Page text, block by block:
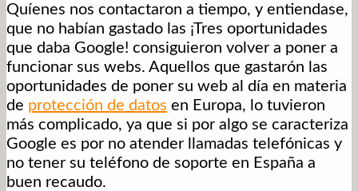
Quíenes nos contactaron a tiempo, y entiendase,
que no habían gastado las ¡Tres oportunidades
que daba Google! consiguieron volver a poner a
funcionar sus webs. Aquellos que gastarón las
oportunidades de poner su web al día en materia
de protección de datos en Europa, lo tuvieron
más complicado, ya que si por algo se caracteriza
Google es por no atender llamadas telefónicas y
no tener su teléfono de soporte en España a
buen recaudo.